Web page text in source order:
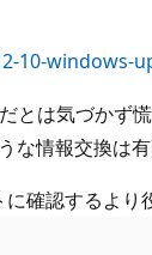
windows-
は気づか
情報交換は有
確認するより